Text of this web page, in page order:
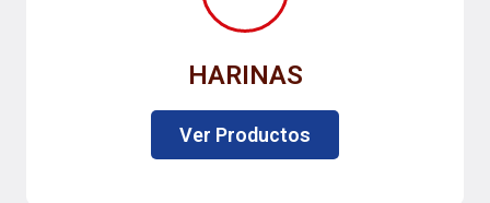
HARINAS
Ver Productos